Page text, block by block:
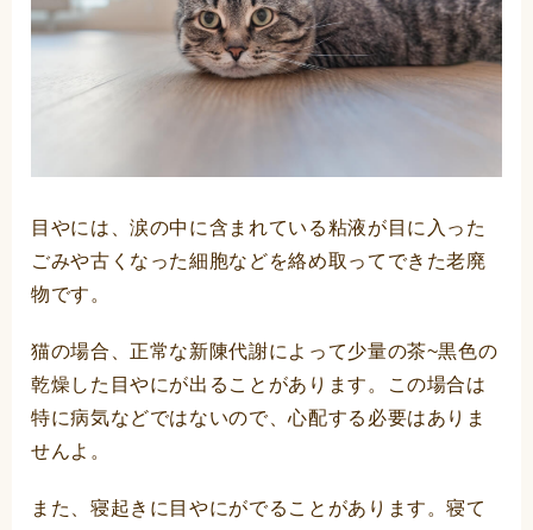
目やには、涙の中に含まれている粘液が目に入った
ごみや古くなった細胞などを絡め取ってできた老廃
物です。
猫の場合、正常な新陳代謝によって少量の茶~黒色の
乾燥した目やにが出ることがあります。この場合は
特に病気などではないので、心配する必要はありま
せんよ。
また、寝起きに目やにがでることがあります。寝て